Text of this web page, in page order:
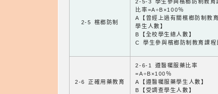
2-5 檳榔防制
2-5-3 學生參與檳榔防制教育
比率=A÷B×100％
A【曾經上過有關檳榔防制教
學生人數】
B【全校學生總人數】
C 學生參與檳榔防制教育課程
2-6 正確用藥教育
2-6-1 遵醫囑服藥比率
=A÷B×100％
A【遵醫囑服藥學生人數】
B【受調查學生人數】